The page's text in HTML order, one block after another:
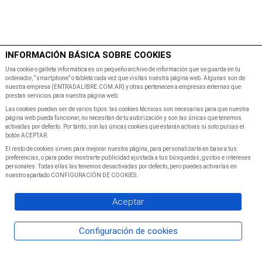
Inicio Programacion
INFORMACIÓN BÁSICA SOBRE COOKIES
Una cookie o galleta informática es un pequeño archivo de información que se guarda en tu
ordenador, “smartphone” o tableta cada vez que visitas nuestra página web. Algunas son de
nuestra empresa (ENTRADALIBRE.COM.AR) y otras pertenecen a empresas externas que
prestan servicios para nuestra página web.
Las cookies pueden ser de varios tipos: las cookies técnicas son necesarias para que nuestra
página web pueda funcionar, no necesitan de tu autorización y son las únicas que tenemos
activadas por defecto. Por tanto, son las únicas cookies que estarán activas si solo pulsas el
botón ACEPTAR.
El resto de cookies sirven para mejorar nuestra página, para personalizarla en base a tus
preferencias, o para poder mostrarte publicidad ajustada a tus búsquedas, gustos e intereses
personales. Todas ellas las tenemos desactivadas por defecto, pero puedes activarlas en
nuestro apartado CONFIGURACIÓN DE COOKIES.
Aceptar
Configuración de cookies